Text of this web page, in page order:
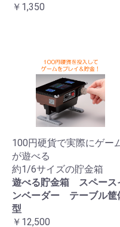
￥1,350
100円硬貨で実際にゲー
が遊べる
約1/6サイズの貯金箱
遊べる貯金箱 スペース
ンベーダー テーブル筐
型
￥12,500